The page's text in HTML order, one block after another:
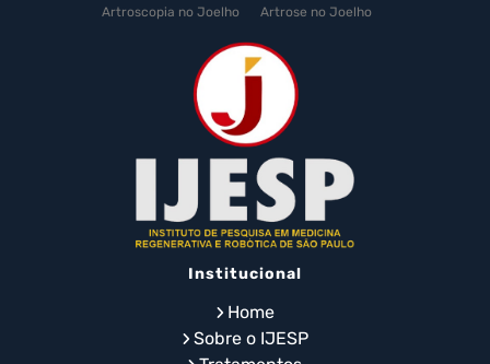
Artroscopia no Joelho
Artrose no Joelho
Artrose no Joelho Cirurgia
Artrose no Joelho Tratamento
Celulas Tronco Joelho
Celula Tronco Esporte
Cirurgia Artroplastia de Joelho
Cirurgia Artroplastia Joelho
Cirurgia Artrose Joelho Preço
Cirurgia de Artroscopia no Joelho
Cirurgia de Cartilagem do Joelho
Cirurgia de Joelho com Prótese
Institucional
Home
Sobre o IJESP